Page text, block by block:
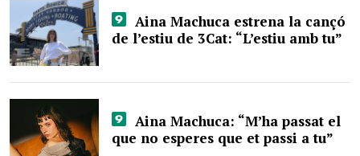
Aina Machuca estrena la cançó
de l’estiu de 3Cat: “L’estiu amb tu”
Aina Machuca: “M’ha passat el
que no esperes que et passi a tu”